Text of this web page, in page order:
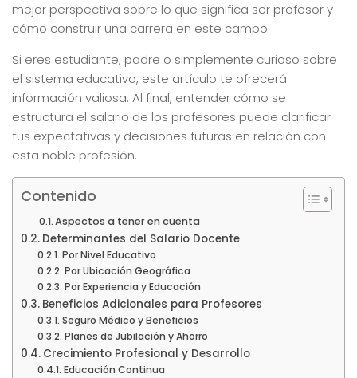
mejor perspectiva sobre lo que significa ser profesor y
cómo construir una carrera en este campo.
Si eres estudiante, padre o simplemente curioso sobre
el sistema educativo, este artículo te ofrecerá
información valiosa. Al final, entender cómo se
estructura el salario de los profesores puede clarificar
tus expectativas y decisiones futuras en relación con
esta noble profesión.
Contenido
Aspectos a tener en cuenta
Determinantes del Salario Docente
Por Nivel Educativo
Por Ubicación Geográfica
Por Experiencia y Educación
Beneficios Adicionales para Profesores
Seguro Médico y Beneficios
Planes de Jubilación y Ahorro
Crecimiento Profesional y Desarrollo
Educación Continua